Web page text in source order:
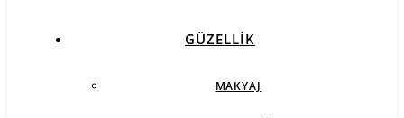
GÜZELLIK
MAKYAJ